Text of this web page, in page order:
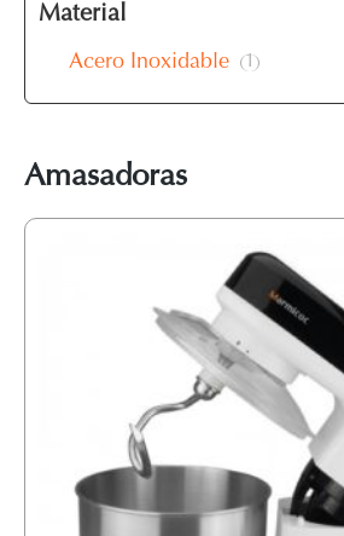
Material
Acero Inoxidable 1
Amasadoras